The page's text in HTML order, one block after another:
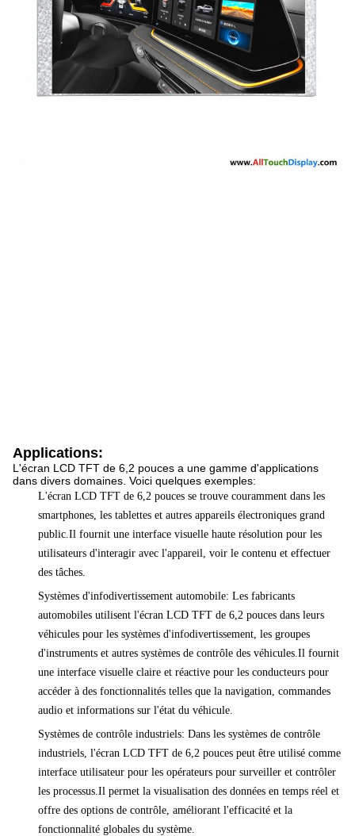
Applications:
L'écran LCD TFT de 6,2 pouces a une gamme d'applications
dans divers domaines. Voici quelques exemples:
L'écran LCD TFT de 6,2 pouces se trouve couramment dans les
smartphones, les tablettes et autres appareils électroniques grand
public.Il fournit une interface visuelle haute résolution pour les
utilisateurs d'interagir avec l'appareil, voir le contenu et effectuer
des tâches.
Systèmes d'infodivertissement automobile: Les fabricants
automobiles utilisent l'écran LCD TFT de 6,2 pouces dans leurs
véhicules pour les systèmes d'infodivertissement, les groupes
d'instruments et autres systèmes de contrôle des véhicules.Il fournit
une interface visuelle claire et réactive pour les conducteurs pour
accéder à des fonctionnalités telles que la navigation, commandes
audio et informations sur l'état du véhicule.
Systèmes de contrôle industriels: Dans les systèmes de contrôle
industriels, l'écran LCD TFT de 6,2 pouces peut être utilisé comme
interface utilisateur pour les opérateurs pour surveiller et contrôler
les processus.Il permet la visualisation des données en temps réel et
offre des options de contrôle, améliorant l'efficacité et la
fonctionnalité globales du système.